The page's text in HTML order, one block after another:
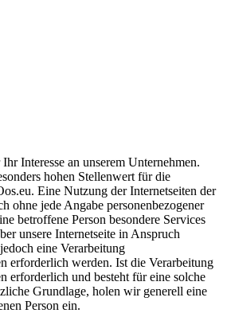
Interesse an unserem Unternehmen.
hohen Stellenwert für die
Eine Nutzung der Internetseiten der
ohne jede Angabe personenbezogener
betroffene Person besondere Services
unsere Internetseite in Anspruch
eine Verarbeitung
erforderlich werden. Ist die Verarbeitung
erforderlich und besteht für eine solche
Grundlage, holen wir generell eine
Person ein.